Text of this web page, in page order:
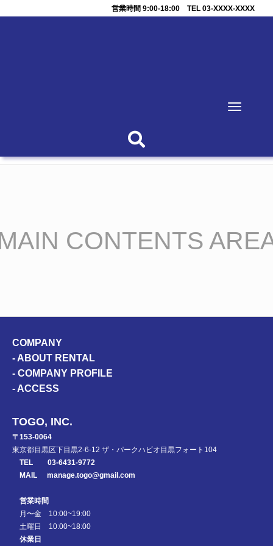
営業時間 9:00-18:00 TEL 03-XXXX-XXXX
N
a
t
CONTENTS
COMPANY
- ABOUT RENTAL
- COMPANY PROFILE
- ACCESS
TOGO, INC.
〒153-0064
東京都目黒区下目黒2-6-12 ザ・パークハビオ目黒フォート104
TEL 03-6431-9772
MAIL
manage.togo@gmail.com
営業時間
月〜金 10:00~19:00
土曜日 10:00~18:00
休業日